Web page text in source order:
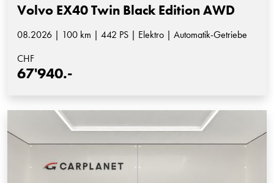
Volvo EX40 Twin Black Edition AWD
08.2026 | 100 km | 442 PS | Elektro | Automatik-Getriebe
CHF
67'940.-